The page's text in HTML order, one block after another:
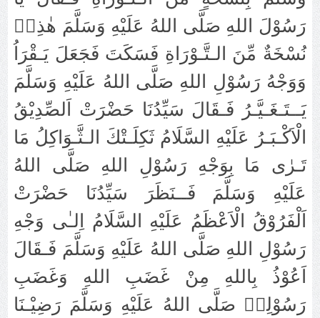
رَسُوْلَ اللهِ صَلَّى اللهُ عَلَيْهِ وَسَلَّمَ هٰذِهٖ
نُسْخَةٌ مِّنَ الـتَّـوْرَاةِ فَسَكَتَ فَجَعَلَ يَـقْرَاُ
وَوَجْهُ رَسُوْلِ اللهِ صَلَّى اللهُ عَلَيْهِ وَسَلَّمَ
يَــتَـغَـيَّـرُ فَـقَالَ سَيِّدُنَا حَضْرَتْ اَلصِّدِيْقُ
الْاَكْـبَـرُ عَلَيْهِ السَّلَامُ ثَكِلَـتْكَ الـثَّـوَاكِلُ مَا
تَـرٰى مَا بِوَجْهِ رَسُوْلِ اللهِ صَلَّى اللهُ
عَلَيْهِ وَسَلَّمَ فَــنَظَرَ سَيِّدُنَا حَضْرَتْ
اَلْفَرُوْقُ الْاَعْظَمُ عَلَيْهِ السَّلَامُ اِلـٰى وَجْهِ
رَسُوْلِ اللهِ صَلَّى اللهُ عَلَيْهِ وَسَلَّمَ فَـقَالَ
اَعُوْذُ بِاللهِ مِنْ غَضَبِ اللهِ وَغَضَبِ
رَسُوْلِهٖ صَلَّى اللهُ عَلَيْهِ وَسَلَّمَ رَضِيْـنَا